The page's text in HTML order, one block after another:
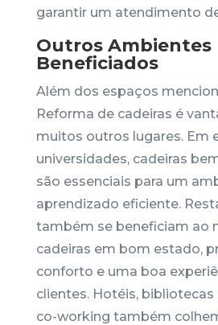
garantir um atendimento
Outros Ambientes
Beneficiados
Além dos espaços
Reforma de cadeiras é
muitos outros lugares. Em
universidades, cadeiras
são essenciais para um
aprendizado eficiente.
também se beneficiam ao
cadeiras em bom estado,
conforto e uma boa
clientes. Hotéis,
co-working também